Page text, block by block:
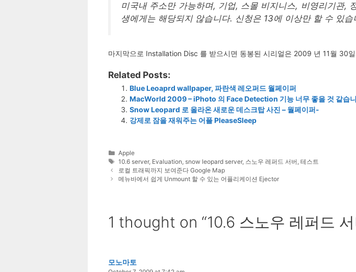
미국내 주소만 가능하며, 기업, 스몰 비지니스, 비영리기관,
생에게는 해당되지 않습니다. 신청은 13에 이상만 할 수 있
마지막으로 Installation Disc 를 받으시면 동봉된 시리얼은 2009 년 11월 30
Related Posts:
Blue Leoaprd wallpaper, 파란색 레오퍼드 월페이퍼
MacWorld 2009 – iPhoto 의 Face Detection 기능 너무 좋을 것 같습
Snow Leopard 로 올라온 새로운 데스크탑 사진 – 월페이퍼-
강제로 잠을 재워주는 어플 PleaseSleep
Categories
Apple
Tags
10.6 server, Evaluation, snow leopard server, 스노우 레퍼드 서버 ,테스트
로컬 트래픽까지 보여준다 Google Map
메뉴바에서 쉽게 Unmount 할 수 있는 어플리케이션 Ejector
1 thought on “10.6 스노우 레퍼드
모노마토